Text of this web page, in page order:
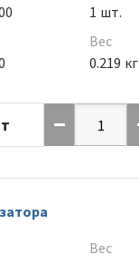
1 шт.
Вес
0.219 кг
Вес